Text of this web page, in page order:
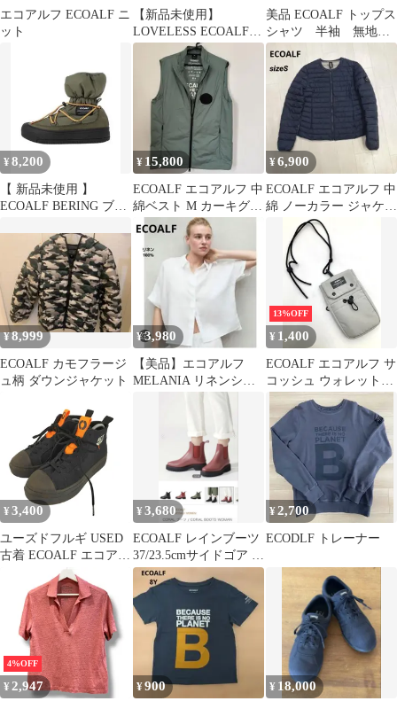
エコアルフ ECOALF ニ
ット
【新品未使用】
LOVELESS ECOALF
サステナブル素材 限定
タンブラー
美品 ECOALF トップス
シャツ 半袖 無地
麻 スキッパー スタ
ンダード
¥8,200
【 新品未使用 】
ECOALF BERING ブー
¥ 15,800
ECOALF エコアルフ 中
綿ベスト M カーキグリ
ーン ダブルジップ 軽量
¥6,900
ECOALF エコアルフ 中
綿 ノーカラー ジャケッ
ト S ネイビー 美品
¥8,999
ECOALF カモフラージ
ュ柄 ダウンジャケット
¥3,980
【美品】エコアルフ
MELANIA リネンシャ
ツ KIMONO スリー
13%OFF
¥ 1,400
ECOALF エコアルフ サ
コッシュ ウォレットバ
ッグ ショルダー ショル
ダー ポーチ グレー ■■
メンズ
¥ 3,400
ユーズドフルギ USED
古着 ECOALF エコアル
フ ACT NOW アクトナ
ウ キャンバス スニーカ
¥3,680
ECOALF レインブーツ
37/23.5cmサイドゴア 長
靴 エコアルフ
¥2,700
ECODLF トレーナー
4%OFF
¥ 2,947 ¥900 ¥ 18,000